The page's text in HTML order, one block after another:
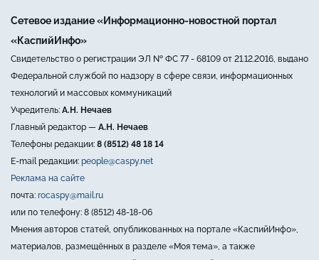
Сетевое издание «Информационно-новостной портал
«КаспийИнфо»
Свидетельство о регистрации ЭЛ № ФС 77 - 68109 от 21.12.2016, выдано
Федеральной службой по надзору в сфере связи, информационных
технологий и массовых коммуникаций
Учредитель: А.Н. Нечаев
Главный редактор — А.Н. Нечаев
Телефоны редакции: 8 (8512) 48 18 14
E-mail редакции: people@caspy.net
Реклама на сайте
почта: rocaspy@mail.ru
или по телефону: 8 (8512) 48-18-06
Мнения авторов статей, опубликованных на портале «КаспийИнфо»,
материалов, размещённых в разделе «Моя тема», а также